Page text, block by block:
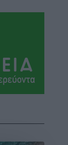
στα
Ελλάδα